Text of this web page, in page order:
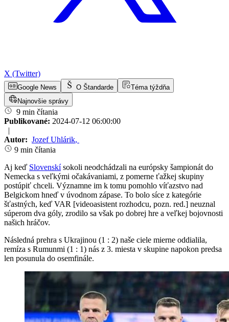
X (Twitter)
Google News O Štandarde
Téma týždňa
Najnovšie správy
9 min čítania
Publikované: 2024-07-12 06:00:00
|
Autor: Jozef Uhlárik,
9 min čítania
Aj keď Slovenskísokoli neodchádzali na európsky šampionát do
Nemecka s veľkými očakávaniami, z pomerne ťažkej skupiny
postúpiť chceli. Významne im k tomu pomohlo víťazstvo nad
Belgickom hneď v úvodnom zápase. To bolo síce z kategórie
šťastných, keď VAR [videoasistent rozhodcu, pozn. red.] neuznal
súperom dva góly, zrodilo sa však po dobrej hre a veľkej bojovnosti
našich hráčov.
Následná prehra s Ukrajinou (1 : 2) naše ciele mierne oddialila,
remíza s Rumunmi (1 : 1) nás z 3. miesta v skupine napokon predsa
len posunula do osemfinále.